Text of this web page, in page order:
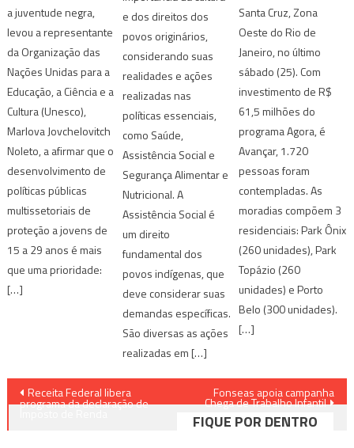
a juventude negra,
levou a representante
da Organização das
Nações Unidas para a
Educação, a Ciência e a
Cultura (Unesco),
Marlova Jovchelovitch
Noleto, a afirmar que o
desenvolvimento de
políticas públicas
multissetoriais de
proteção a jovens de
15 a 29 anos é mais
que uma prioridade:
[…]
e dos direitos dos
povos originários,
considerando suas
realidades e ações
realizadas nas
políticas essenciais,
como Saúde,
Assistência Social e
Segurança Alimentar e
Nutricional. A
Assistência Social é
um direito
fundamental dos
povos indígenas, que
deve considerar suas
demandas específicas.
São diversas as ações
realizadas em […]
Santa Cruz, Zona
Oeste do Rio de
Janeiro, no último
sábado (25). Com
investimento de R$
61,5 milhões do
programa Agora, é
Avançar, 1.720
pessoas foram
contempladas. As
moradias compõem 3
residenciais: Park Ônix
(260 unidades), Park
Topázio (260
unidades) e Porto
Belo (300 unidades).
[…]
Navegação
de
Receita Federal libera
programa da declaração de
Fonseas apoia campanha
Chega de Trabalho Infantil
FIQUE POR DENTRO